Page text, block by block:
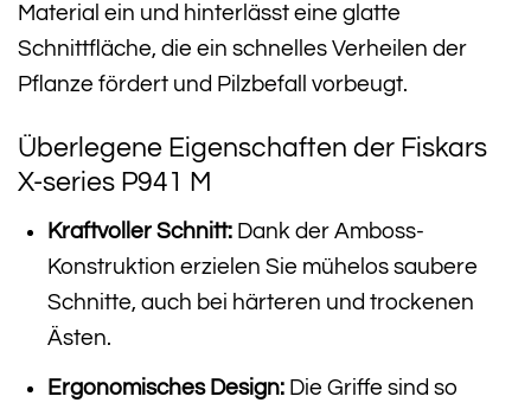
Material ein und hinterlässt eine glatte
Schnittfläche, die ein schnelles Verheilen der
Pflanze fördert und Pilzbefall vorbeugt.
Überlegene Eigenschaften der Fiskars
X-series P941 M
Kraftvoller Schnitt:Dank der Amboss-
Konstruktion erzielen Sie mühelos saubere
Schnitte, auch bei härteren und trockenen
Ästen.
Ergonomisches Design:Die Griffe sind so